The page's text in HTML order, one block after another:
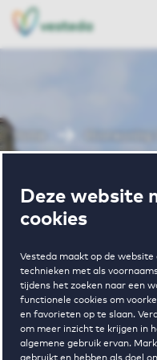
Deze website
cookies
Vesteda maakt op de website
technieken met als
tijdens het zoeken naar een
functionele cookies om
en favorieten op te slaan.
om meer inzicht te krijgen in
algemene gebruik ervan.
NL
EN